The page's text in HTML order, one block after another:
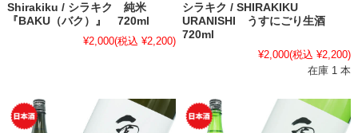
Shirakiku / シラキク 純米
『BAKU（バク）』 720ml
¥2,000(税込 ¥2,200)
シラキク / SHIRAKIKU
URANISHI うすにごり生酒
720ml
¥2,000(税込 ¥2,200)
在庫 1 本